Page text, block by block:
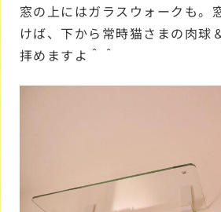
窓の上にはガラスウォークも。
けば、下から常時猫さまの肉球
拝めますよ＾＾